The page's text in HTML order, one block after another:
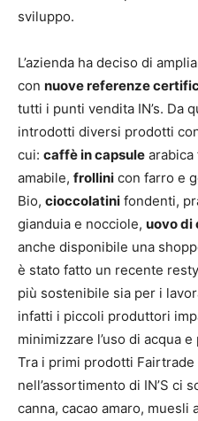
sviluppo.
L’azienda ha deciso di
con nuove referenze
tutti i punti vendita IN’s. Da
introdotti diversi prodotti
cui: caffè in capsule
amabile, frollini con farro e
Bio, cioccolatini fondenti,
gianduia e nocciole, uovo di
anche disponibile una
è stato fatto un recente
più sostenibile sia per i
infatti i piccoli produttori
minimizzare l’uso di acqua
Tra i primi prodotti
nell’assortimento di IN’S ci
canna, cacao amaro, muesli